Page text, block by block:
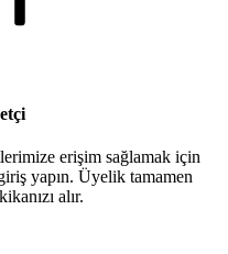
erişim sağlamak için
yapın. Üyelik tamamen
alır.